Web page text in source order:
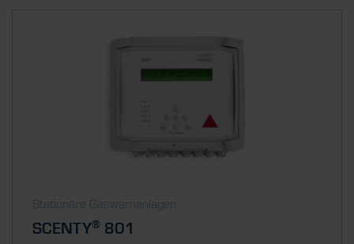
Stationäre Gaswarnanlagen
SCENTY® 801